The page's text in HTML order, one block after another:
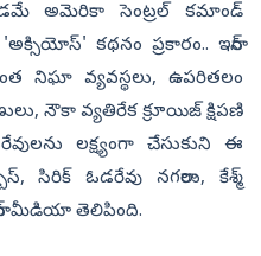
అమెరికా సెంట్రల్ కమాండ్
కథనం ప్రకారం.. ఇరాన్
నిఘా వ్యవస్థలు, ఉపరితలం
నౌకా వ్యతిరేక క్రూయిజ్ క్షిపణి
లక్ష్యంగా చేసుకుని ఈ
ఓడరేవు నగరాలు, కేశ్మ్
మీడియా తెలిపింది.